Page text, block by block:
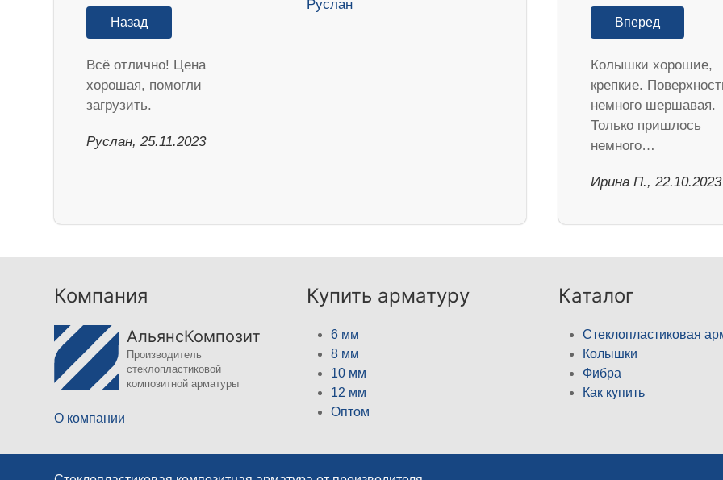
Назад
Всё отлично! Цена
хорошая, помогли
загрузить.
Руслан, 25.11.2023
Вперед
Колышки хорошие,
крепкие.
немного шершавая.
Только пришлось
немного…
Ирина П., 22.10.2023
Компания
АльянсКомпозит
Производитель
стеклопластиковой
композитной арматуры
О компании
Купить арматуру
6 мм
8 мм
10 мм
12 мм
Оптом
Каталог
Стеклопластиковая
Колышки
Фибра
Как купить